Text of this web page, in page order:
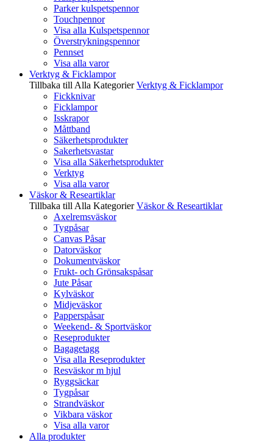
Parker kulspetspennor
Touchpennor
Visa alla Kulspetspennor
Överstrykningspennor
Pennset
Visa alla varor
Verktyg & Ficklampor
Tillbaka till Alla Kategorier Verktyg & Ficklampor
Fickknivar
Ficklampor
Isskrapor
Måttband
Säkerhetsprodukter
Sakerhetsvastar
Visa alla Säkerhetsprodukter
Verktyg
Visa alla varor
Väskor & Researtiklar
Tillbaka till Alla Kategorier Väskor & Researtiklar
Axelremsväskor
Tygpåsar
Canvas Påsar
Datorväskor
Dokumentväskor
Frukt- och Grönsakspåsar
Jute Påsar
Kylväskor
Midjeväskor
Papperspåsar
Weekend- & Sportväskor
Reseprodukter
Bagagetagg
Visa alla Reseprodukter
Resväskor m hjul
Ryggsäckar
Tygpåsar
Strandväskor
Vikbara väskor
Visa alla varor
Alla produkter